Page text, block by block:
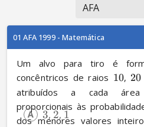
AFA
01 AFA 1999 - Matemática
Um alvo para tiro é
concêntricos de raios 10, 20
atribuídos a cada área
proporcionais às
dos menores valores
3, 2, 1